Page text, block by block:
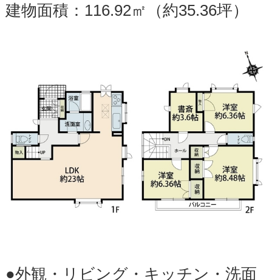
建物面積：116.92㎡（約35.36坪）
●外観・リビング・キッチン・洗面